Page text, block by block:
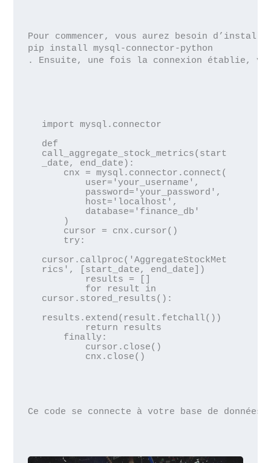
Pour commencer, vous aurez besoin
pip install mysql-connector-python
. Ensuite, une fois la connexion établie,
import mysql.connector
def
call_aggregate_stock_metrics(start
_date, end_date):
cursor.callproc('AggregateStockMet
rics', [start_date, end_date])
cursor.stored_results():
results.extend(result.fetchall())
Ce code se connecte à votre base de